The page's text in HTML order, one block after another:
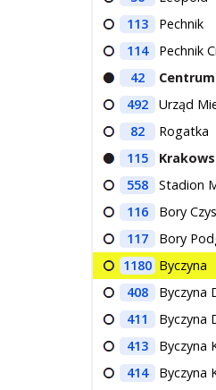
113
Pechnik
114
Pechnik
42
Centrum
492
Urząd
82
Rogatka
115
558
Stadion
116
Bory
117
Bory
1180 Byczyna
408
Byczyna
411
Byczyna
413
Byczyna
414
Byczyna